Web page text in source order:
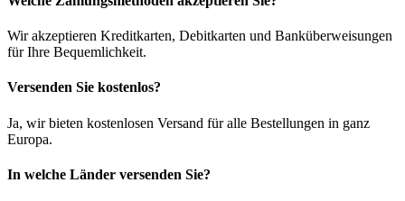
Wir akzeptieren Kreditkarten, Debitkarten und Banküberweisungen
für Ihre Bequemlichkeit.
Versenden Sie kostenlos?
Ja, wir bieten kostenlosen Versand für alle Bestellungen in ganz
Europa.
In welche Länder versenden Sie?